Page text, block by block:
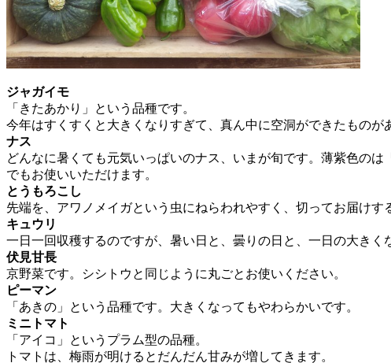
ジャガイモ
「きたあかり」という品種です。
今年はすくすくと大きくなりすぎて、真ん中に空洞ができたものが
ナス
どんなに暑くても元気いっぱいのナス、いまが旬です。薄紫色の
でもお使いいただけます。
とうもろこし
先端を、アワノメイガという虫にねらわれやすく、切ってお届けす
キュウリ
一日一回収穫するのですが、暑い日と、曇りの日と、一日の大きく
伏見甘長
京野菜です。シシトウと同じように丸ごとお使いください。
ピーマン
「あきの」という品種です。大きくなってもやわらかいです。
ミニトマト
「アイコ」というプラム型の品種。
トマトは、梅雨が明けるとだんだん甘みが増してきます。